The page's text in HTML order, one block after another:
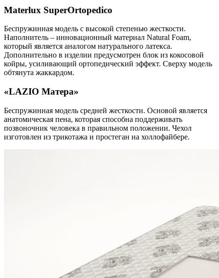
Materlux SuperOrtopedico
Беспружинная модель с высокой степенью жесткости.
Наполнитель – инновационный материал Natural Foam,
который является аналогом натурального латекса.
Дополнительно в изделии предусмотрен блок из кокосовой
койры, усиливающий ортопедический эффект. Сверху модель
обтянута жаккардом.
«LAZIO Матера»
Беспружинная модель средней жесткости. Основой является
анатомическая пена, которая способна поддерживать
позвоночник человека в правильном положении. Чехол
изготовлен из трикотажа и простеган на холлофайбере.